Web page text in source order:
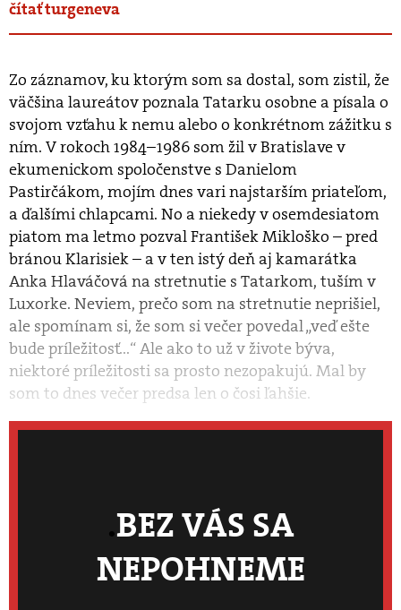
čítať turgeneva
Zo záznamov, ku ktorým som sa dostal, som zistil, že
väčšina laureátov poznala Tatarku osobne a písala o
svojom vzťahu k nemu alebo o konkrétnom zážitku s
ním. V rokoch 1984–1986 som žil v Bratislave v
ekumenickom spoločenstve s Danielom
Pastirčákom, mojím dnes vari najstarším priateľom,
a ďalšími chlapcami. No a niekedy v osemdesiatom
piatom ma letmo pozval František Mikloško – pred
bránou Klarisiek – a v ten istý deň aj kamarátka
Anka Hlaváčová na stretnutie s Tatarkom, tuším v
Luxorke. Neviem, prečo som na stretnutie neprišiel,
ale spomínam si, že som si večer povedal „veď ešte
bude príležitosť...“ Ale ako to už v živote býva,
niektoré príležitosti sa prosto nezopakujú. Mal by
som to dnes večer predsa len o čosi ľahšie.
BEZ VÁS SA
NEPOHNEME